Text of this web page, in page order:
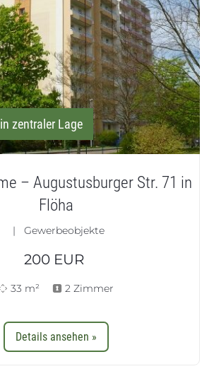
zentraler Lage
– Augustusburger Str. 71 in
Flöha
| Gewerbeobjekte
200 EUR
33 m² 2 Zimmer
Details ansehen »